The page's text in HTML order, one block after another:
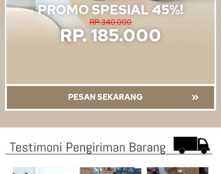
PROMO SPESIAL 45%!
RP. 340.000
RP. 185.000
PESAN SEKARANG